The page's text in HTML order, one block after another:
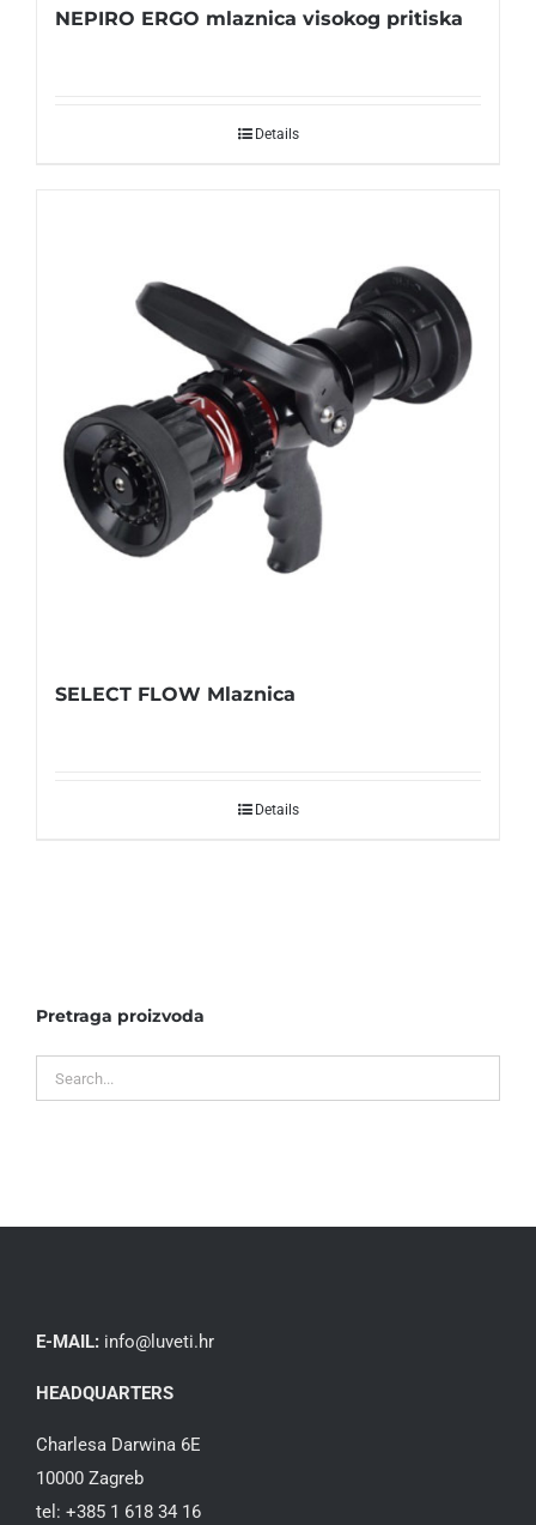
NEPIRO ERGO mlaznica visokog pritiska
Details
SELECT FLOW Mlaznica
Details
Pretraga proizvoda
E-MAIL: info@luveti.hr
HEADQUARTERS
Charlesa Darwina 6E
10000 Zagreb
tel: +385 1 618 34 16